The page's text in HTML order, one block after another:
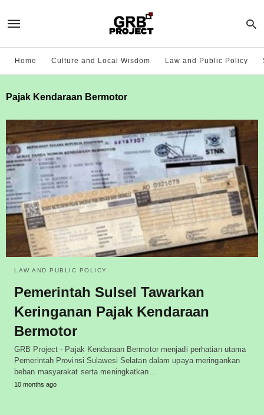
Home Culture and Local Wisdom Law and Public Policy
Pajak Kendaraan Bermotor
LAW AND PUBLIC POLICY
Pemerintah Sulsel Tawarkan
Keringanan Pajak Kendaraan
Bermotor
GRB Project - Pajak Kendaraan Bermotor menjadi perhatian utama
Pemerintah Provinsi Sulawesi Selatan dalam upaya meringankan
beban masyarakat serta meningkatkan…
10 months ago